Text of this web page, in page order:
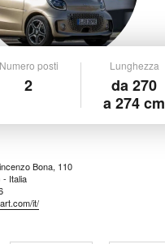
Numero posti
2
Lunghezza
da 270
a 274 cm
Bona, 110
- Italia
it/